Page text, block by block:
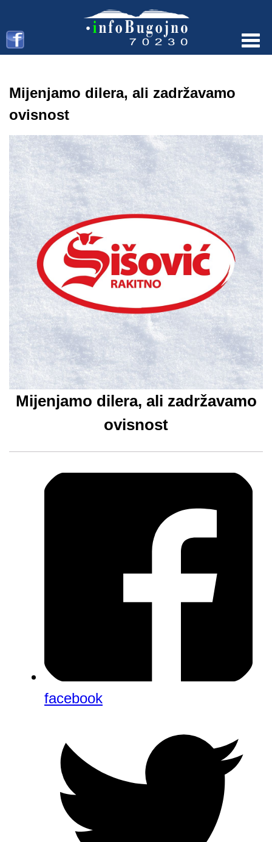
Mijenjamo dilera, ali zadržavamo
ovisnost
Mijenjamo dilera, ali zadržavamo
ovisnost
facebook